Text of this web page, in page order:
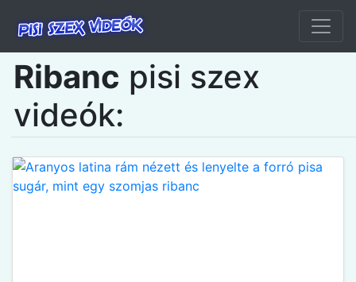
Ribanc pisi szex
videók: